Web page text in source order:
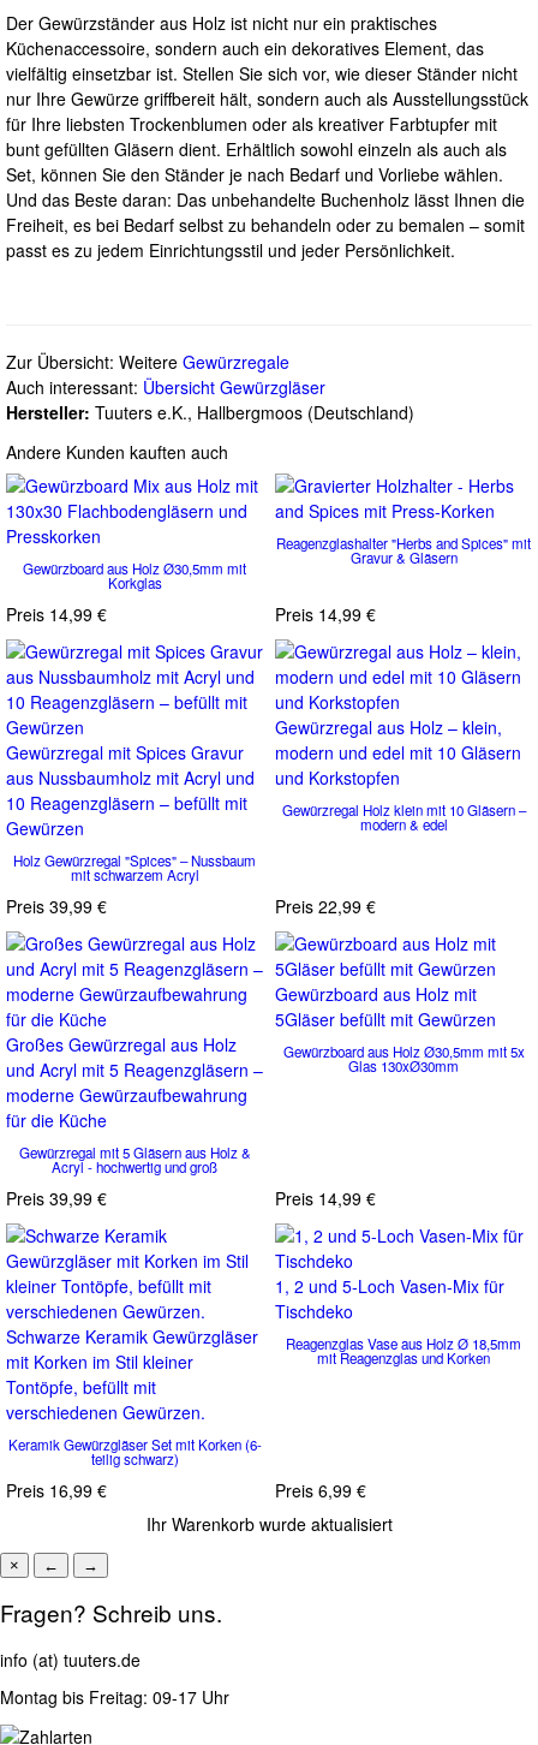
Der Gewürzständer aus Holz ist nicht nur ein praktisches
Küchenaccessoire, sondern auch ein dekoratives Element, das
vielfältig einsetzbar ist. Stellen Sie sich vor, wie dieser Ständer nicht
nur Ihre Gewürze griffbereit hält, sondern auch als Ausstellungsstück
für Ihre liebsten Trockenblumen oder als kreativer Farbtupfer mit
bunt gefüllten Gläsern dient. Erhältlich sowohl einzeln als auch als
Set, können Sie den Ständer je nach Bedarf und Vorliebe wählen.
Und das Beste daran: Das unbehandelte Buchenholz lässt Ihnen die
Freiheit, es bei Bedarf selbst zu behandeln oder zu bemalen – somit
passt es zu jedem Einrichtungsstil und jeder Persönlichkeit.
Zur Übersicht: Weitere Gewürzregale
Auch interessant: Übersicht Gewürzgläser
Hersteller: Tuuters e.K., Hallbergmoos (Deutschland)
Andere Kunden kauften auch
Gewürzboard aus Holz Ø30,5mm mit
Korkglas
Preis 14,99 €
Reagenzglashalter "Herbs and Spices" mit
Gravur & Gläsern
Preis 14,99 €
Gewürzregal mit Spices Gravur
aus Nussbaumholz mit Acryl und
10 Reagenzgläsern – befüllt mit
Gewürzen
Holz Gewürzregal "Spices" – Nussbaum
mit schwarzem Acryl
Preis 39,99 €
Gewürzregal aus Holz – klein,
modern und edel mit 10 Gläsern
und Korkstopfen
Gewürzregal Holz klein mit 10 Gläsern –
modern & edel
Preis 22,99 €
Großes Gewürzregal aus Holz
und Acryl mit 5 Reagenzgläsern –
moderne Gewürzaufbewahrung
für die Küche
Gewürzregal mit 5 Gläsern aus Holz &
Acryl - hochwertig und groß
Preis 39,99 €
Gewürzboard aus Holz mit
5Gläser befüllt mit Gewürzen
Gewürzboard aus Holz Ø30,5mm mit 5x
Glas 130xØ30mm
Preis 14,99 €
Schwarze Keramik Gewürzgläser
mit Korken im Stil kleiner
Tontöpfe, befüllt mit
verschiedenen Gewürzen.
Keramik Gewürzgläser Set mit Korken (6-
teilig schwarz)
Preis 16,99 €
1, 2 und 5-Loch Vasen-Mix für
Tischdeko
Reagenzglas Vase aus Holz Ø 18,5mm
mit Reagenzglas und Korken
Preis 6,99 €
Ihr Warenkorb wurde aktualisiert
× ← →
Fragen? Schreib uns.
info (at) tuuters.de
Montag bis Freitag: 09-17 Uhr